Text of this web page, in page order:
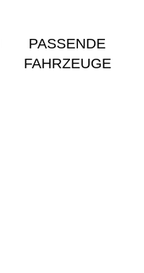
PASSENDE
FAHRZEUGE